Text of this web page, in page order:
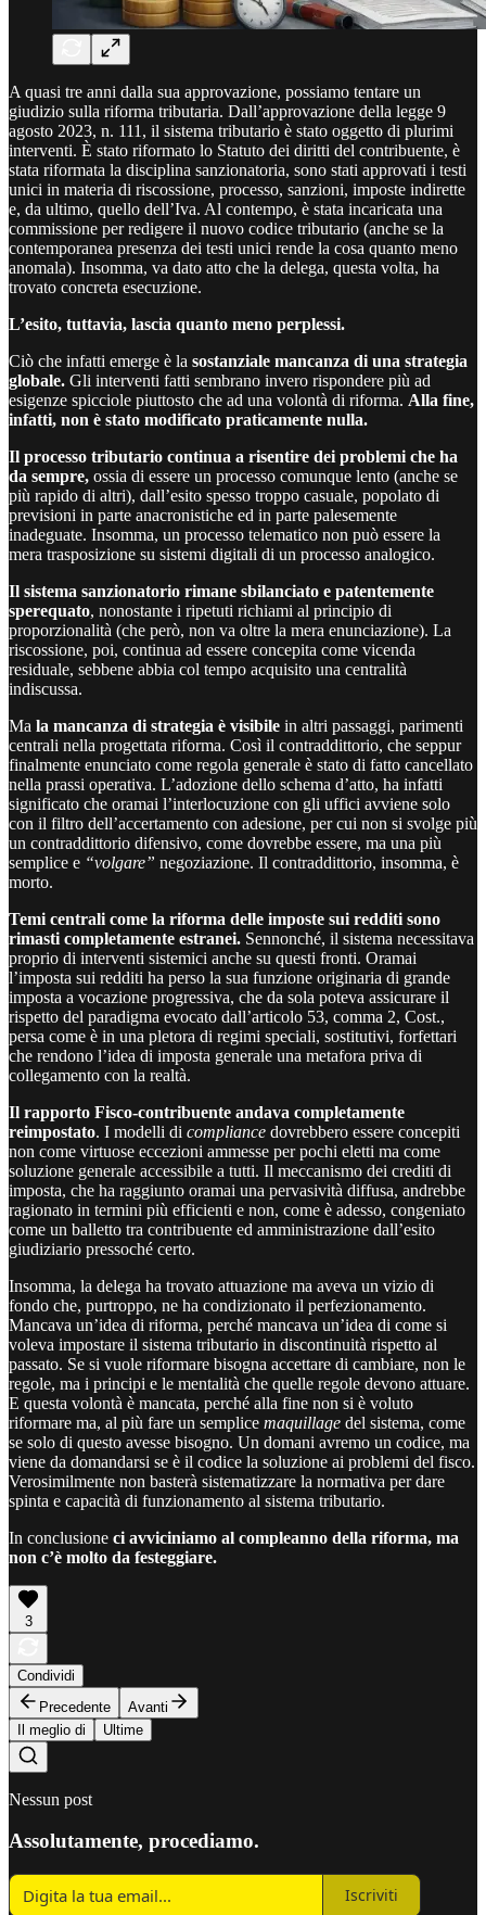
A quasi tre anni dalla sua approvazione, possiamo tentare un
giudizio sulla riforma tributaria. Dall’approvazione della legge 9
agosto 2023, n. 111, il sistema tributario è stato oggetto di plurimi
interventi. È stato riformato lo Statuto dei diritti del contribuente, è
stata riformata la disciplina sanzionatoria, sono stati approvati i testi
unici in materia di riscossione, processo, sanzioni, imposte indirette
e, da ultimo, quello dell’Iva. Al contempo, è stata incaricata una
commissione per redigere il nuovo codice tributario (anche se la
contemporanea presenza dei testi unici rende la cosa quanto meno
anomala). Insomma, va dato atto che la delega, questa volta, ha
trovato concreta esecuzione.
L’esito, tuttavia, lascia quanto meno perplessi.
Ciò che infatti emerge è la sostanziale mancanza di una strategia
globale. Gli interventi fatti sembrano invero rispondere più ad
esigenze spicciole piuttosto che ad una volontà di riforma. Alla fine,
infatti, non è stato modificato praticamente nulla.
Il processo tributario continua a risentire dei problemi che ha
da sempre, ossia di essere un processo comunque lento (anche se
più rapido di altri), dall’esito spesso troppo casuale, popolato di
previsioni in parte anacronistiche ed in parte palesemente
inadeguate. Insomma, un processo telematico non può essere la
mera trasposizione su sistemi digitali di un processo analogico.
Il sistema sanzionatorio rimane sbilanciato e patentemente
sperequato, nonostante i ripetuti richiami al principio di
proporzionalità (che però, non va oltre la mera enunciazione). La
riscossione, poi, continua ad essere concepita come vicenda
residuale, sebbene abbia col tempo acquisito una centralità
indiscussa.
Ma la mancanza di strategia è visibile in altri passaggi, parimenti
centrali nella progettata riforma. Così il contraddittorio, che seppur
finalmente enunciato come regola generale è stato di fatto cancellato
nella prassi operativa. L’adozione dello schema d’atto, ha infatti
significato che oramai l’interlocuzione con gli uffici avviene solo
con il filtro dell’accertamento con adesione, per cui non si svolge più
un contraddittorio difensivo, come dovrebbe essere, ma una più
semplice e “volgare” negoziazione. Il contraddittorio, insomma, è
morto.
Temi centrali come la riforma delle imposte sui redditi sono
rimasti completamente estranei. Sennonché, il sistema necessitava
proprio di interventi sistemici anche su questi fronti. Oramai
l’imposta sui redditi ha perso la sua funzione originaria di grande
imposta a vocazione progressiva, che da sola poteva assicurare il
rispetto del paradigma evocato dall’articolo 53, comma 2, Cost.,
persa come è in una pletora di regimi speciali, sostitutivi, forfettari
che rendono l’idea di imposta generale una metafora priva di
collegamento con la realtà.
Il rapporto Fisco-contribuente andava completamente
reimpostato. I modelli di compliance dovrebbero essere concepiti
non come virtuose eccezioni ammesse per pochi eletti ma come
soluzione generale accessibile a tutti. Il meccanismo dei crediti di
imposta, che ha raggiunto oramai una pervasività diffusa, andrebbe
ragionato in termini più efficienti e non, come è adesso, congeniato
come un balletto tra contribuente ed amministrazione dall’esito
giudiziario pressoché certo.
Insomma, la delega ha trovato attuazione ma aveva un vizio di
fondo che, purtroppo, ne ha condizionato il perfezionamento.
Mancava un’idea di riforma, perché mancava un’idea di come si
voleva impostare il sistema tributario in discontinuità rispetto al
passato. Se si vuole riformare bisogna accettare di cambiare, non le
regole, ma i principi e le mentalità che quelle regole devono attuare.
E questa volontà è mancata, perché alla fine non si è voluto
riformare ma, al più fare un semplice maquillage del sistema, come
se solo di questo avesse bisogno. Un domani avremo un codice, ma
viene da domandarsi se è il codice la soluzione ai problemi del fisco.
Verosimilmente non basterà sistematizzare la normativa per dare
spinta e capacità di funzionamento al sistema tributario.
In conclusione ci avviciniamo al compleanno della riforma, ma
non c’è molto da festeggiare.
3
Condividi
Precedente
Avanti
Il meglio di
Ultime
Nessun post
Assolutamente, procediamo.
Iscriviti